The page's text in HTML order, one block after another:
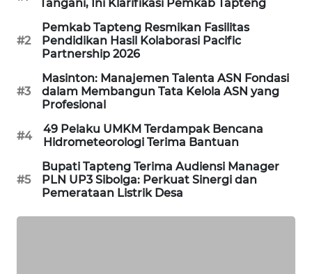
Tangani, Ini Klarifikasi Pemkab Tapteng
#2
Pemkab Tapteng Resmikan Fasilitas
Pendidikan Hasil Kolaborasi Pacific
Partnership 2026
#3
Masinton: Manajemen Talenta ASN Fondasi
dalam Membangun Tata Kelola ASN yang
Profesional
#4
49 Pelaku UMKM Terdampak Bencana
Hidrometeorologi Terima Bantuan
#5
Bupati Tapteng Terima Audiensi Manager
PLN UP3 Sibolga: Perkuat Sinergi dan
Pemerataan Listrik Desa
FISUELRI
ID
ENERGI
NEWS
CILEUNGSI
BERKAT